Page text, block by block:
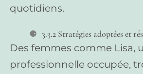
quotidiens.
3.3.2 Stratégies adoptées et
Des femmes comme Lisa,
professionnelle occupée,